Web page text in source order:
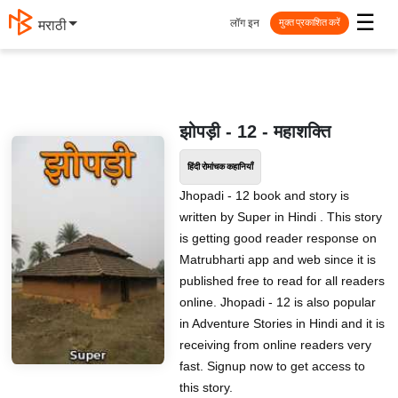
मराठी ☰
लॉग इन मुक्त प्रकाशित करें
झोपड़ी - 12 - महाशक्ति
हिंदी रोमांचक कहानियाँ
Jhopadi - 12 book and story is
written by Super in Hindi . This story
is getting good reader response on
Matrubharti app and web since it is
published free to read for all readers
online. Jhopadi - 12 is also popular
in Adventure Stories in Hindi and it is
receiving from online readers very
fast. Signup now to get access to
this story.